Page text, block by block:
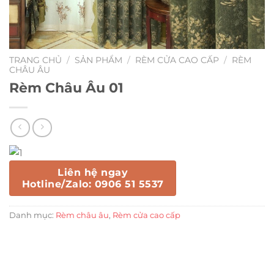
TRANG CHỦ / SẢN PHẨM / RÈM CỬA CAO CẤP / RÈM
CHÂU ÂU
Rèm Châu Âu 01
Liên hệ ngay
Hotline/Zalo: 0906 51 5537
Danh mục: Rèm châu âu, Rèm cửa cao cấp